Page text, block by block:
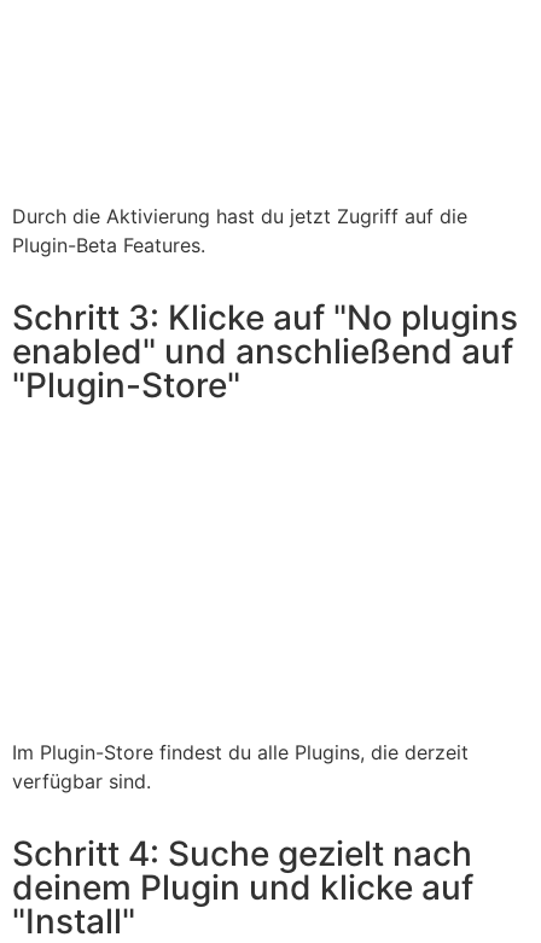
Durch die Aktivierung hast du jetzt Zugriff auf die
Plugin-Beta Features.
Schritt 3: Klicke auf "No plugins
enabled" und anschließend auf
"Plugin-Store"
Im Plugin-Store findest du alle Plugins, die derzeit
verfügbar sind.
Schritt 4: Suche gezielt nach
deinem Plugin und klicke auf
"Install"